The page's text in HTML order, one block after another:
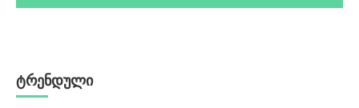
ტრენდული